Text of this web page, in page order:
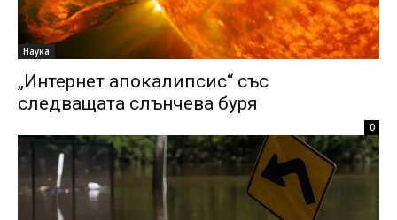
Наука
„Интернет апокалипсис“ със
следващата слънчева буря
0